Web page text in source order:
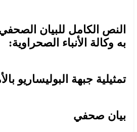
النص الكامل للبيان
به وكالة الأنباء الصحراوية:
تمثيلية جبهة البوليساريو
بيان صحفي